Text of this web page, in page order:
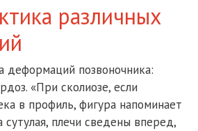
различных
деформаций позвоночника:
«При сколиозе, если
в профиль, фигура напоминает
сутулая, плечи сведены вперед,